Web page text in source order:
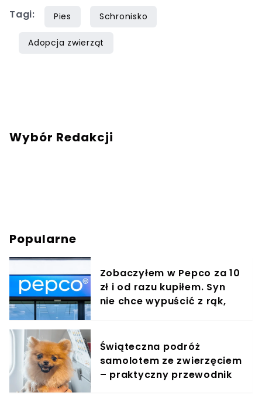
Tagi: Pies Schronisko
Adopcja zwierząt
Wybór Redakcji
Popularne
Zobaczyłem w Pepco za 10
zł i od razu kupiłem. Syn
nie chce wypuścić z rąk,
Świąteczna podróż
samolotem ze zwierzęciem
– praktyczny przewodnik